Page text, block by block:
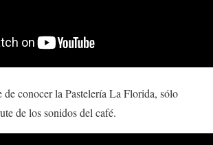
de conocer la Pastelería La Florida, sólo
de los sonidos del café.